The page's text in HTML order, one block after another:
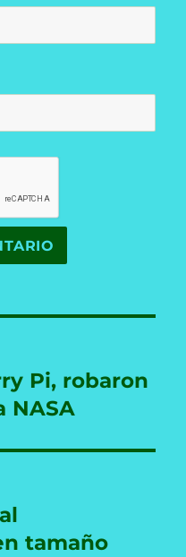
Pi, robaron
NASA
tamaño